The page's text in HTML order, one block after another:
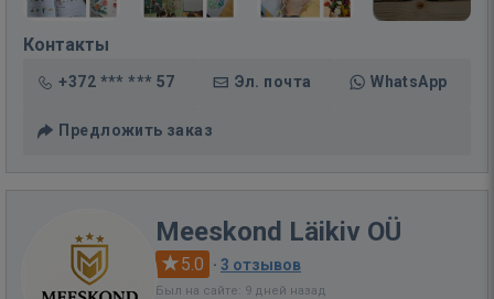
Контакты
+372 *** *** 57 Эл. почта WhatsApp
Предложить заказ
Meeskond Läikiv OÜ
5.0 · 3 отзывов
Был на сайте: 9 дней назад